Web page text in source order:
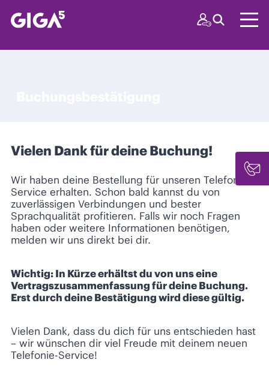
Vielen Dank für deine Buchung!
Wir haben deine Bestellung für unseren Telefonie-
Service erhalten. Schon bald kannst du von
zuverlässigen Verbindungen und bester
Sprachqualität profitieren. Falls wir noch Fragen
haben oder weitere Informationen benötigen,
melden wir uns direkt bei dir.
Wichtig: In Kürze erhältst du von uns eine
Vertragszusammenfassung für deine Buchung.
Erst durch deine Bestätigung wird diese gültig.
Vielen Dank, dass du dich für uns entschieden hast
– wir wünschen dir viel Freude mit deinem neuen
Telefonie-Service!